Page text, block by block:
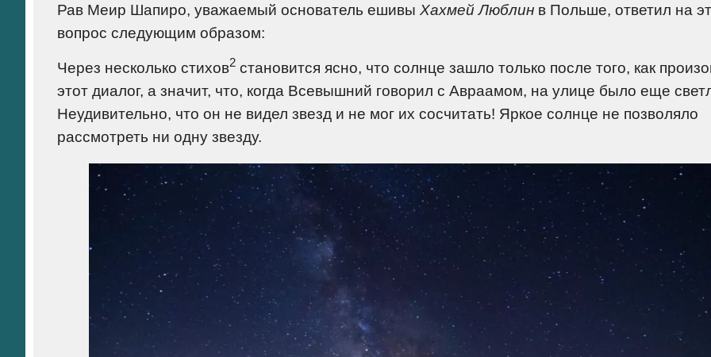
Рав Меир Шапиро, уважаемый основатель ешивы Хахмей Люблин в Польше, ответил на
вопрос следующим образом:
Через несколько стихов2 становится ясно, что солнце зашло только после того, как
этот диалог, а значит, что, когда Всевышний говорил с Авраамом, на улице было еще
Неудивительно, что он не видел звезд и не мог их сосчитать! Яркое солнце не позволяло
рассмотреть ни одну звезду.